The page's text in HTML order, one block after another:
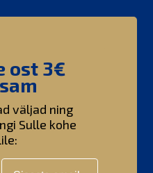
ost 3€
väljad ning
Sulle kohe
Email